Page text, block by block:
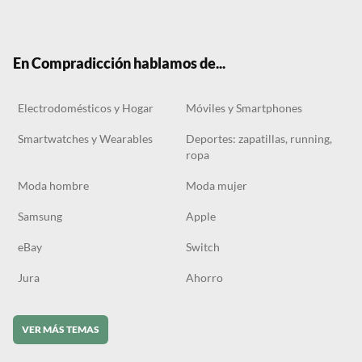
En Compradicción hablamos de...
Electrodomésticos y Hogar Móviles y Smartphones
Smartwatches y Wearables
Deportes: zapatillas, running,
ropa
Moda hombre Moda mujer
Samsung Apple
eBay Switch
Jura Ahorro
VER MÁS TEMAS